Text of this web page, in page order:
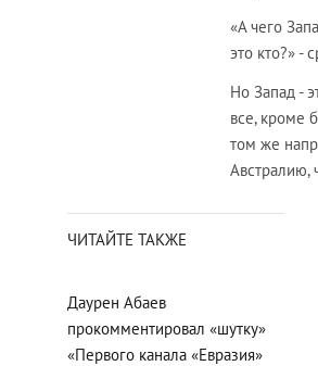
«А чего
это кто?» -
Но Запад -
все, кроме
том же
Австралию,
ЧИТАЙТЕ ТАКЖЕ
Даурен Абаев
прокомментировал «шутку»
«Первого канала «Евразия»